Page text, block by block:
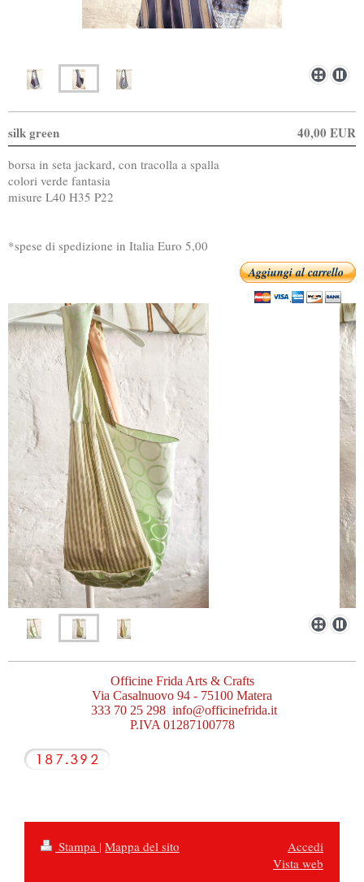
silk green 40,00 EUR
borsa in seta jackard, con tracolla a spalla
colori verde fantasia
misure L40 H35 P22
*spese di spedizione in Italia Euro 5,00
Aggiungi al carrello
Officine Frida Arts & Crafts
Via Casalnuovo 94 - 75100 Matera
333 70 25 298 info@officinefrida.it
P.IVA 01287100778
Stampa | Mappa del sito
Accedi
Vista web